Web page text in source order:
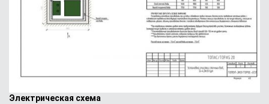
Электрическая схема